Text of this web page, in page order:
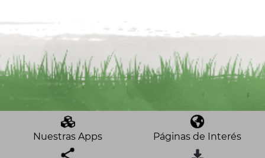
Nuestras Apps Páginas de Interés